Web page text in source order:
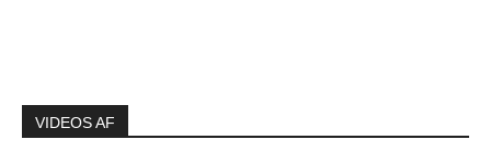
VIDEOS AF